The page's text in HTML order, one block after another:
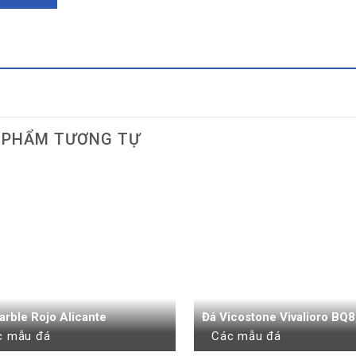
TƯƠNG TỰ
mẫu đá
Rojo Alicante
Các mẫu đá
Đá Vicostone Vivalioro